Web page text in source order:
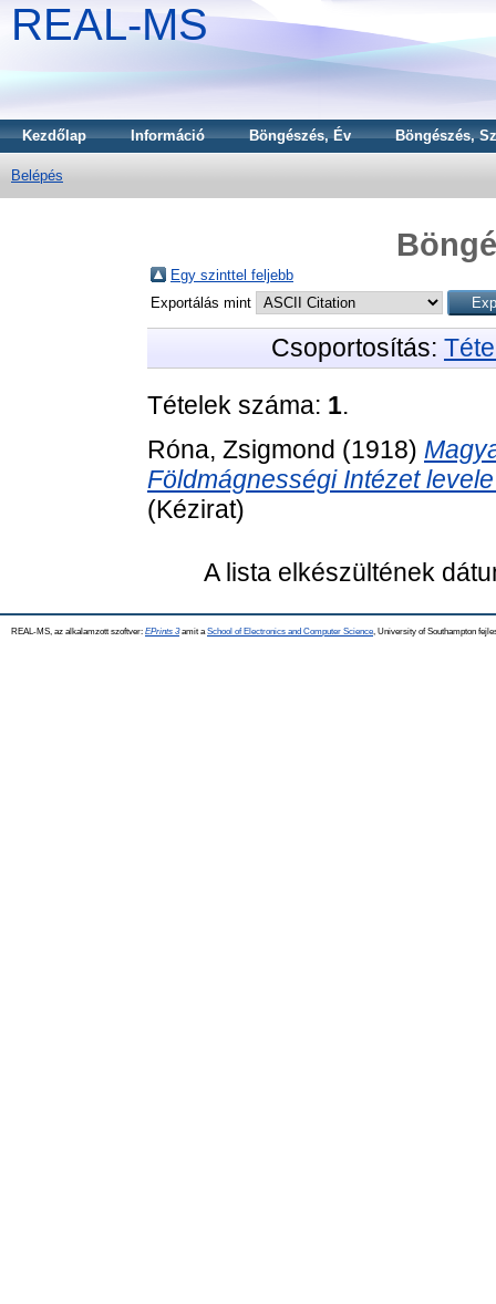
REAL-MS
Kezdőlap Információ Böngészés, Év Böngészés,
Belépés
Egy szinttel feljebb
Exportálás mint
Csoportosítás:
Tételek száma: 1.
Róna, Zsigmond (1918)
Földmágnességi Intézet
(Kézirat)
A lista elkészültének
REAL-MS, az alkalamzott szoftver: EPrints 3amit a School of Electronics and Computer Science , University of Southampton